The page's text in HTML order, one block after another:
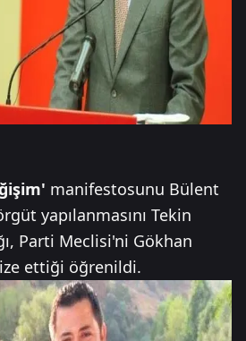
manifestosunu Bülent
yapılanmasını Tekin
Parti Meclisi'ni Gökhan
ettiği öğrenildi.